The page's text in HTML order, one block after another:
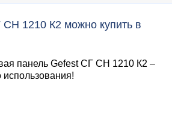
1210 К2 можно купить в
панель Gefest СГ СН 1210 К2 –